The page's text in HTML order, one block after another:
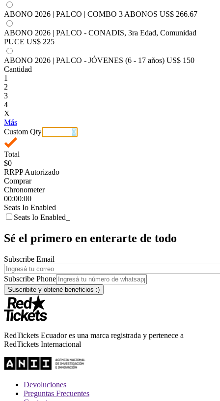
ABONO 2026 | PALCO | COMBO 3 ABONOS US$ 266.67
ABONO 2026 | PALCO - CONADIS, 3ra Edad, Comunidad
PUCE US$ 225
ABONO 2026 | PALCO - JÓVENES (6 - 17 años) US$ 150
Cantidad
1
2
3
4
X
Más
Custom Qty
Total
$0
RRPP Autorizado
Comprar
Chronometer
00:00:00
Seats Io Enabled
Seats Io Enabled_
Sé el primero en enterarte de todo
Subscribe Email
Subscribe Phone
RedTickets Ecuador es una marca registrada y pertenece a
RedTickets Internacional
Devoluciones
Preguntas Frecuentes